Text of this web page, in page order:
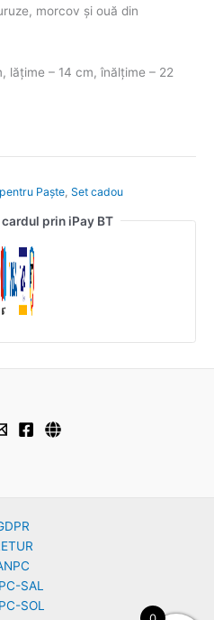
morcov și ouă din
lățime – 14 cm, înălțime – 22
Paște Set cadou
prin iPay BT
SAL
SOL